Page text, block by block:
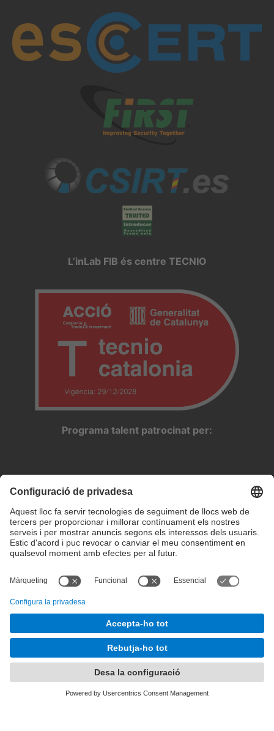
L’inLab FIB és centre TECNIO
Programa talent patrocinat per:
Configuració de privadesa
Condicions d’ús